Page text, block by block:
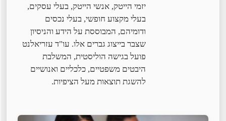
יזמי הייטק, אנשי הייטק, בעלי עסקים,
בעלי מקצוע חופשי, בעלי נכסים
ודומיהם, המבוססת על הידע והניסיון
שצבר בייצוג גברים אלו. עו"ד עזריאלנט
פועל בגישה הוליסטית, המשלבת
היבטים משפטיים, כלכליים ואנושיים
להשגת תוצאות מעל הציפיות.